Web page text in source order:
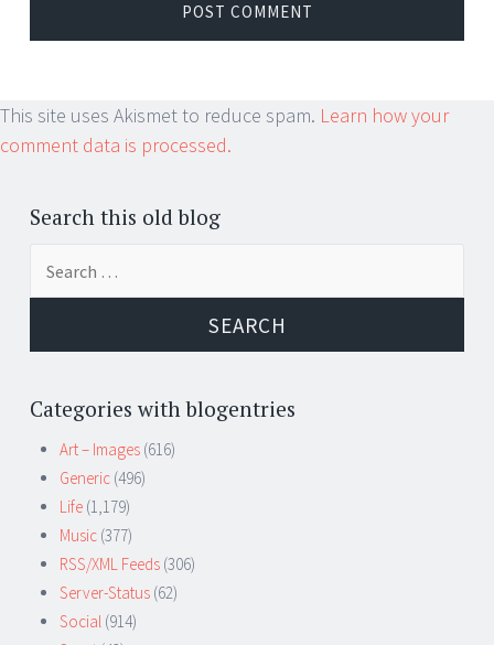
This site uses Akismet to reduce spam. Learn how your
comment data is processed.
Search this old blog
Categories with blogentries
Art – Images (616)
Generic (496)
Life (1,179)
Music (377)
RSS/XML Feeds (306)
Server-Status (62)
Social (914)